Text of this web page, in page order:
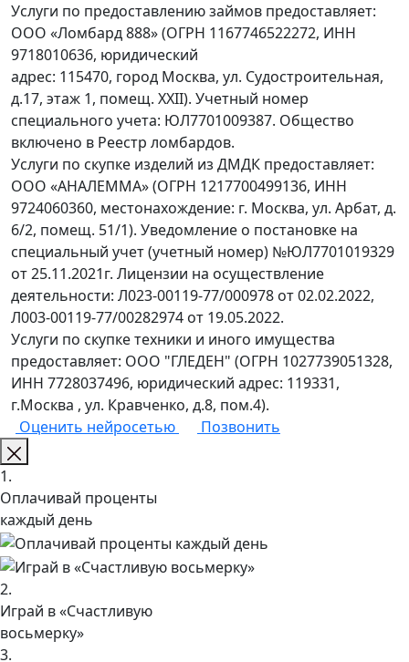
Услуги по предоставлению займов предоставляет:
ООО «Ломбард 888» (ОГРН 1167746522272, ИНН
9718010636, юридический
адрес: 115470, город Москва, ул. Судостроительная,
д.17, этаж 1, помещ. XXII). Учетный номер
специального учета: ЮЛ7701009387. Общество
включено в Реестр ломбардов.
Услуги по скупке изделий из ДМДК предоставляет:
ООО «АНАЛЕММА» (ОГРН 1217700499136, ИНН
9724060360, местонахождение: г. Москва, ул. Арбат, д.
6/2, помещ. 51/1). Уведомление о постановке на
специальный учет (учетный номер) №ЮЛ7701019329
от 25.11.2021г. Лицензии на осуществление
деятельности: Л023-00119-77/000978 от 02.02.2022,
Л003-00119-77/00282974 от 19.05.2022.
Услуги по скупке техники и иного имущества
предоставляет: ООО "ГЛЕДЕН" (ОГРН 1027739051328,
ИНН 7728037496, юридический адрес: 119331,
г.Москва , ул. Кравченко, д.8, пом.4).
Оценить нейросетью
Позвонить
1.
Оплачивай проценты
каждый день
2.
Играй в «Счастливую
восьмерку»
3.